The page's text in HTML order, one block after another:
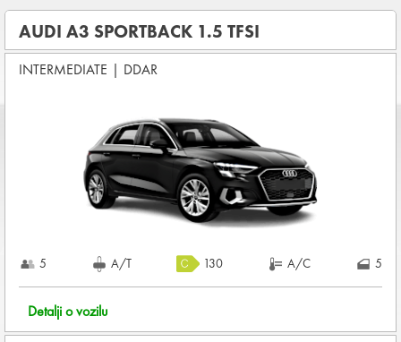
OSNOVNI PAKET OSIGURANJA od štete (CDW) i krađe
(THW)
Koji su osnovni uslovi za najam vozila?
DEPOZIT NA KREDITNOJ KARTICI u iznosu od
720,00 EUR+ iznosa najma
KOMPLETNI USLOVI NAJMA
AUDI A3 SPORTBACK 1.5 TFSI
INTERMEDIATE | DDAR
5 A/T 130 A/C 5
Detalji o vozilu